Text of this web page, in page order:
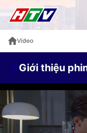
Video
Giới thiệu